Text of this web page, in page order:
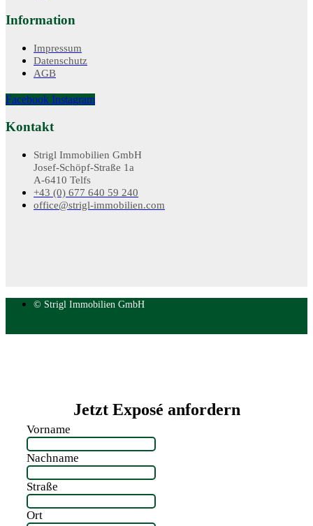
Information
Impressum
Datenschutz
AGB
Facebook Instagram
Kontakt
Strigl Immobilien GmbH
Josef-Schöpf-Straße 1a
A-6410 Telfs
+43 (0) 677 640 59 240
office@strigl-immobilien.com
© Strigl Immobilien GmbH
Jetzt Exposé anfordern
Vorname
Nachname
Straße
Ort